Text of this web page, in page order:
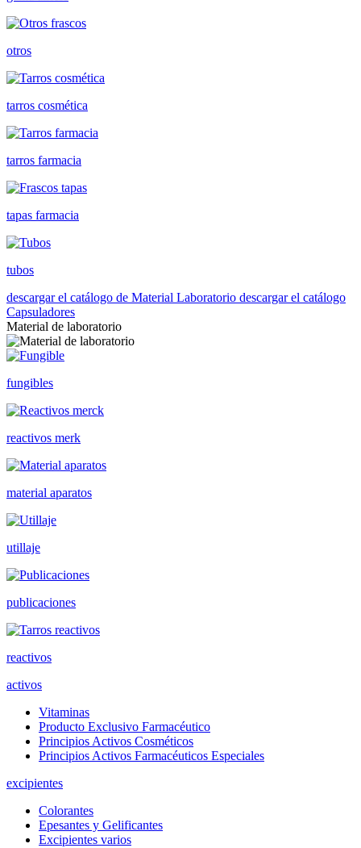
otros
tarros cosmética
tarros farmacia
tapas farmacia
tubos
descargar el catálogo de Material Laboratorio descargar el catálogo
Capsuladores
Material de laboratorio
fungibles
reactivos merk
material aparatos
utillaje
publicaciones
reactivos
activos
Vitaminas
Producto Exclusivo Farmacéutico
Principios Activos Cosméticos
Principios Activos Farmacéuticos Especiales
excipientes
Colorantes
Epesantes y Gelificantes
Excipientes varios